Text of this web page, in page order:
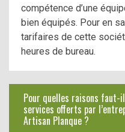
compétence d’une
bien équipés. Pour en
tarifaires de cette
heures de bureau.
Pour quelles raisons faut-
services offerts par
Artisan Planque ?